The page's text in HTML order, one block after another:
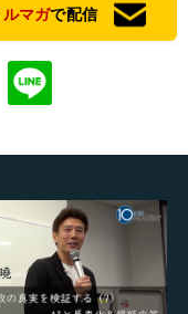
マガで配信